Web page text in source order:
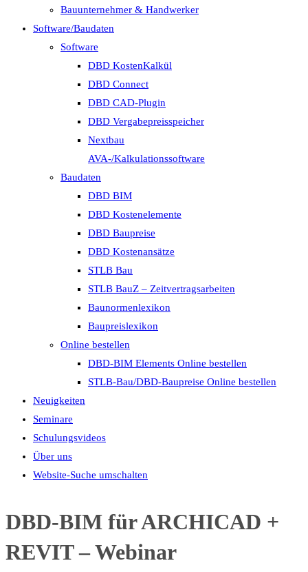
Bauunternehmer & Handwerker
Software/Baudaten
Software
DBD KostenKalkül
DBD Connect
DBD CAD-Plugin
DBD Vergabepreisspeicher
Nextbau
AVA-/Kalkulationssoftware
Baudaten
DBD BIM
DBD Kostenelemente
DBD Baupreise
DBD Kostenansätze
STLB Bau
STLB BauZ – Zeitvertragsarbeiten
Baunormenlexikon
Baupreislexikon
Online bestellen
DBD-BIM Elements Online bestellen
STLB-Bau/DBD-Baupreise Online bestellen
Neuigkeiten
Seminare
Schulungsvideos
Über uns
Website-Suche umschalten
DBD-BIM für ARCHICAD +
REVIT – Webinar